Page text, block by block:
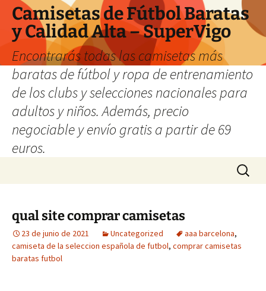
Camisetas de Fútbol Baratas
y Calidad Alta – SuperVigo
Encontrarás todas las camisetas más
baratas de fútbol y ropa de entrenamiento
de los clubs y selecciones nacionales para
adultos y niños. Además, precio
negociable y envío gratis a partir de 69
euros.
Buscar:
qual site comprar camisetas
23 de junio de 2021 Uncategorized aaa barcelona,
camiseta de la seleccion española de futbol, comprar camisetas
baratas futbol